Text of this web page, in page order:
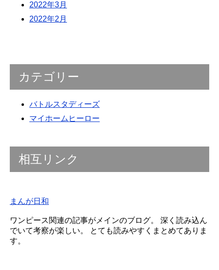
2022年3月
2022年2月
カテゴリー
バトルスタディーズ
マイホームヒーロー
相互リンク
まんが日和
ワンピース関連の記事がメインのブログ。 深く読み込ん
でいて考察が楽しい。 とても読みやすくまとめてありま
す。